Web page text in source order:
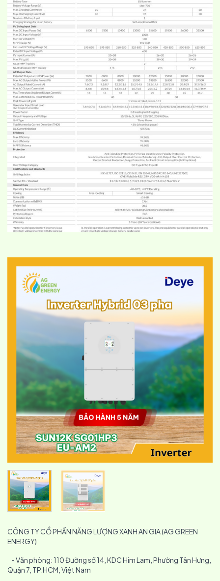
CÔNG TY CỔ PHẦN NĂNG LƯỢNG XANH AN GIA (AG GREEN
ENERGY)
- Văn phòng: 110 Đường số 14, KDC Him Lam, Phường Tân Hưng,
Quận 7, TP.HCM, Việt Nam